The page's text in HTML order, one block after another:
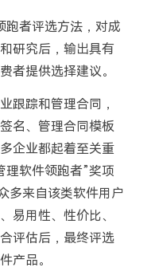
者评选方法，对成
研究后，输出具有
者提供选择建议。
跟踪和管理合同，
名、管理合同模板
企业都起着至关重
理软件领跑者”奖项
多来自该类软件用户
易用性、性价比、
评估后，最终评选
产品。